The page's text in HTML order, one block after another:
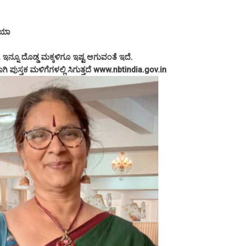
ದೊಡ್ಡ ಮಕ್ಕಳಿಗೂ ಇಷ್ಟ ಆಗುವಂತೆ ಇದೆ.
ಪುಸ್ತಕ ಮಳಿಗೆಗಳಲ್ಲಿ ಸಿಗುತ್ತದೆ www.nbtindia.gov.in